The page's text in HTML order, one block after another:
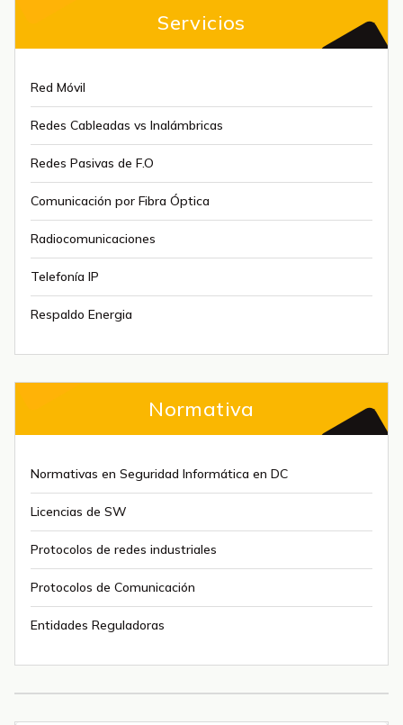
Servicios
Red Móvil
Redes Cableadas vs Inalámbricas
Redes Pasivas de F.O
Comunicación por Fibra Óptica
Radiocomunicaciones
Telefonía IP
Respaldo Energia
Normativa
Normativas en Seguridad Informática en DC
Licencias de SW
Protocolos de redes industriales
Protocolos de Comunicación
Entidades Reguladoras